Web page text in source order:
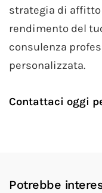
strategia di
rendimento del
consulenza
personalizzata.
Contattaci oggi
Potrebbe